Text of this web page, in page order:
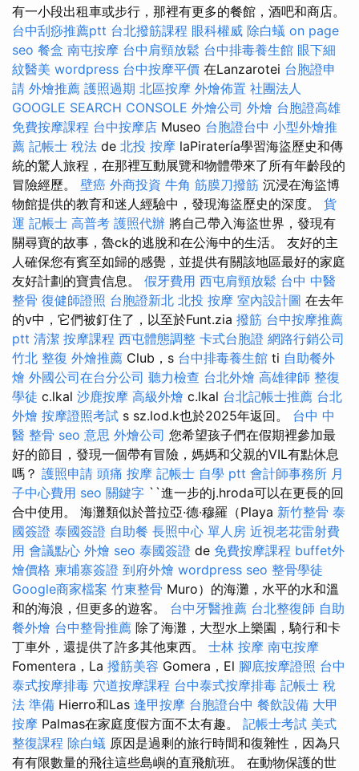
有一小段出租車或步行，那裡有更多的餐館，酒吧和商店。
台中刮痧推薦ptt 台北撥筋課程 眼科權威 除白蟻 on page
seo 餐盒 南屯按摩 台中肩頸放鬆 台中排毒養生館 眼下細
紋醫美 wordpress 台中按摩平價 在Lanzarotei 台胞證申
請 外燴推薦 護照過期 北區按摩 外燴佈置 社團法人
GOOGLE SEARCH CONSOLE 外燴公司 外燴 台胞證高雄
免費按摩課程 台中按摩店 Museo 台胞證台中 小型外燴推
薦 記帳士 稅法 de 北投 按摩 laPiratería學習海盜歷史和傳
統的驚人旅程，在那裡互動展覽和物體帶來了所有年齡段的
冒險經歷。 壁癌 外商投資 牛角 筋膜刀撥筋 沉浸在海盜博
物館提供的教育和迷人經驗中，發現海盜歷史的深度。 貨
運 記帳士 高普考 護照代辦 將自己帶入海盜世界，發現有
關尋寶的故事，魯ck的逃脫和在公海中的生活。 友好的主
人確保您有賓至如歸的感覺，並提供有關該地區最好的家庭
友好計劃的寶貴信息。 假牙費用 西屯肩頸放鬆 台中 中醫
整骨 復健師證照 台胞證新北 北投 按摩 室內設計圖 在去年
的v中，它們被釘住了，以至於Funt.zia 撥筋 台中按摩推薦
ptt 清潔 按摩課程 西屯體態調整 卡式台胞證 網路行銷公司
竹北 整復 外燴推薦 Club，s 台中排毒養生館 ti 自助餐外
燴 外國公司在台分公司 聽力檢查 台北外燴 高雄律師 整復
學徒 c.lkal 沙鹿按摩 高級外燴 c.lkal 台北記帳士推薦 台北
外燴 按摩證照考試 s sz.lod.k也於2025年返回。 台中 中
醫 整骨 seo 意思 外燴公司 您希望孩子們在假期裡參加最
好的節目，發現一個帶有冒險，媽媽和父親的VIL有點休息
嗎？ 護照申請 頭痛 按摩 記帳士 自學 ptt 會計師事務所 月
子中心費用 seo 關鍵字 ``進一步的j.hroda可以在更長的回
合中使用。 海灘類似於普拉亞·德·穆羅（Playa 新竹整骨 泰
國簽證 泰國簽證 自助餐 長照中心 單人房 近視老花雷射費
用 會議點心 外燴 seo 泰國簽證 de 免費按摩課程 buffet外
燴價格 柬埔寨簽證 到府外燴 wordpress seo 整骨學徒
Google商家檔案 竹東整骨 Muro）的海灘，水平的水和溫
和的海浪，但更多的遊客。 台中牙醫推薦 台北整復師 自助
餐外燴 台中整骨推薦 除了海灘，大型水上樂園，騎行和卡
丁車外，還提供了許多其他東西。 士林 按摩 南屯按摩
Fomentera，La 撥筋美容 Gomera，El 腳底按摩證照 台中
泰式按摩排毒 穴道按摩課程 台中泰式按摩排毒 記帳士 稅
法 準備 Hierro和Las 逢甲按摩 台胞證台中 餐飲設備 大甲
按摩 Palmas在家庭度假方面不太有趣。 記帳士考試 美式
整復課程 除白蟻 原因是過剩的旅行時間和復雜性，因為只
有有限數量的飛往這些島嶼的直飛航班。 在動物保護的世